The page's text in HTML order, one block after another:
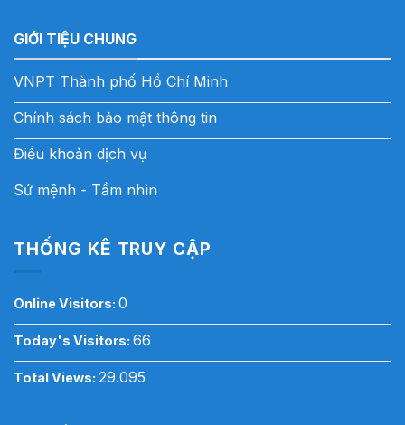
GIỚI TIỆU CHUNG
VNPT Thành phố Hồ Chí Minh
Chính sách bảo mật thông tin
Điều khoản dịch vụ
Sứ mệnh - Tầm nhìn
THỐNG KÊ TRUY CẬP
Online Visitors: 0
Today's Visitors: 66
Total Views: 29.095